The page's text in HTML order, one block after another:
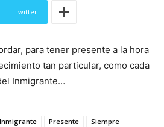
Twitter
para tener presente a la hora
tan particular, como cada
Inmigrante…
Inmigrante Presente Siempre